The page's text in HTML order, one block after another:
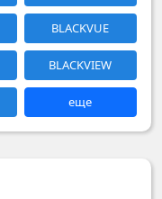
BLACKVUE
BLACKVIEW
еще